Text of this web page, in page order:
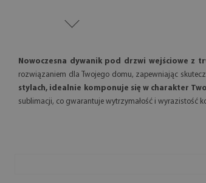
Nowoczesna dywanik pod drzwi wejściowe z
rozwiązaniem dla Twojego domu, zapewniając
stylach, idealnie komponuje się w charakter
sublimacji, co gwarantuje wytrzymałość i wyrazistość